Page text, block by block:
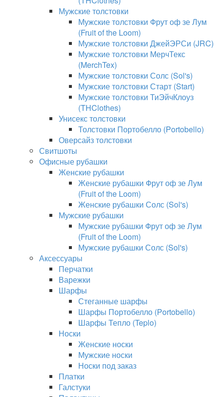
Мужские толстовки
Мужские толстовки Фрут оф зе Лум
(Fruit of the Loom)
Мужские толстовки ДжейЭРСи (JRC)
Мужские толстовки МерчТекс
(MerchTex)
Мужские толстовки Солс (Sol's)
Мужские толстовки Старт (Start)
Мужские толстовки ТиЭйчКлоуз
(THClothes)
Унисекс толстовки
Толстовки Портобелло (Portobello)
Оверсайз толстовки
Свитшоты
Офисные рубашки
Женские рубашки
Женские рубашки Фрут оф зе Лум
(Fruit of the Loom)
Женские рубашки Солс (Sol's)
Мужские рубашки
Мужские рубашки Фрут оф зе Лум
(Fruit of the Loom)
Мужские рубашки Солс (Sol's)
Аксессуары
Перчатки
Варежки
Шарфы
Стеганные шарфы
Шарфы Портобелло (Portobello)
Шарфы Тепло (Teplo)
Носки
Женские носки
Мужские носки
Носки под заказ
Платки
Галстуки